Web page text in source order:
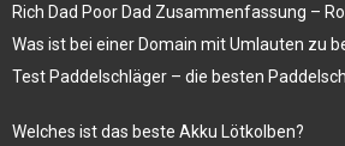
Rich Dad Poor Dad Zusammenfassung –
Was ist bei einer Domain mit Umlauten zu
Test Paddelschläger – die besten
Welches ist das beste Akku Lötkolben?